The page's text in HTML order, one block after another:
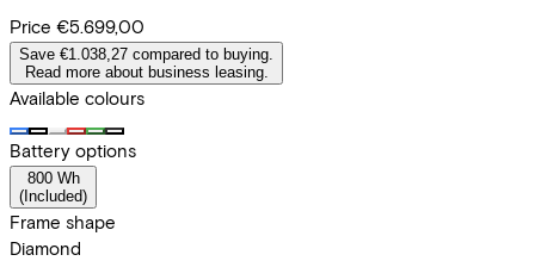
Price €5.699,00
Save €1.038,27 compared to buying.
Read more about business leasing.
Available colours
Battery options
800 Wh
( Included)
Frame shape
Diamond